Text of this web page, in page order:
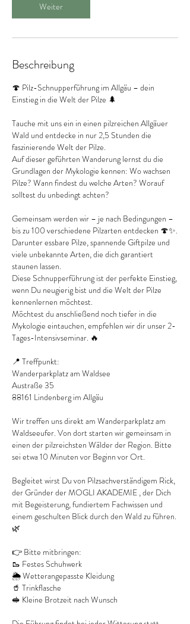
Weiter
Beschreibung
🍄 Pilz-Schnupperführung im Allgäu – dein
Einstieg in die Welt der Pilze 🌲
Tauche mit uns ein in einen pilzreichen Allgäuer
Wald und entdecke in nur 2,5 Stunden die
faszinierende Welt der Pilze.
Auf dieser geführten Wanderung lernst du die
Grundlagen der Mykologie kennen: Wo wachsen
Pilze? Wann findest du welche Arten? Worauf
solltest du unbedingt achten?
Gemeinsam werden wir – je nach Bedingungen –
bis zu 100 verschiedene Pilzarten entdecken 🍄✨.
Darunter essbare Pilze, spannende Giftpilze und
viele unbekannte Arten, die dich garantiert
staunen lassen.
Diese Schnupperführung ist der perfekte Einstieg,
wenn Du neugierig bist und die Welt der Pilze
kennenlernen möchtest.
Möchtest du anschließend noch tiefer in die
Mykologie eintauchen, empfehlen wir dir unser 2-
Tages-Intensivseminar. 🔥
📍 Treffpunkt:
Wanderparkplatz am Waldsee
Austraße 35
88161 Lindenberg im Allgäu
Wir treffen uns direkt am Wanderparkplatz am
Waldseeufer. Von dort starten wir gemeinsam in
einen der pilzreichsten Wälder der Region. Bitte
sei etwa 10 Minuten vor Beginn vor Ort.
Begleitet wirst Du von Pilzsachverständigem Rick,
der Gründer der MOGLI AKADEMIE , der Dich
mit Begeisterung, fundiertem Fachwissen und
einem geschulten Blick durch den Wald zu führen.
🌿
👉 Bitte mitbringen:
🥾 Festes Schuhwerk
🌦️ Wetterangepasste Kleidung
🥤 Trinkflasche
🥪 Kleine Brotzeit nach Wunsch